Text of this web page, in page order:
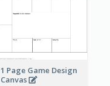
1 Page Game Design
Canvas